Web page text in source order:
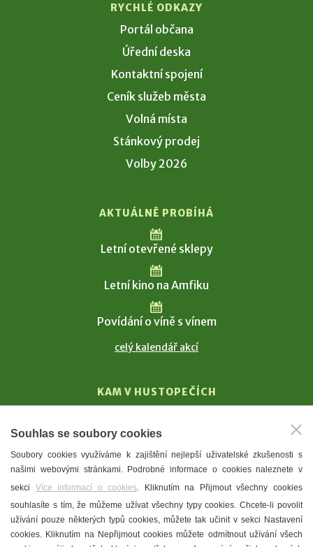
RYCHLÉ ODKAZY
Portál občana
Úřední deska
Kontaktní spojení
Ceník služeb města
Volná místa
Stánkový prodej
Volby 2026
AKTUÁLNĚ PROBÍHÁ
Letní otevřené sklepy
Letní kino na Amfiku
Povídání o víně s vínem
celý kalendář akcí
KAM V HUSTOPEČÍCH
T. G. Masaryk
Mandloně
Ubytování
Restaurace
Městské muzeum a galerie
Souhlas se soubory cookies
Soubory cookies využíváme k zajištění nejlepší uživatelské zkušenosti s
našimi webovými stránkami. Podrobné informace o cookies naleznete v
sekci Více informací o cookies. Kliknutím na Přijmout všechny cookies
souhlasíte s tím, že můžeme užívat všechny typy cookies. Chcete-li povolit
užívání pouze některých typů cookies, můžete tak učinit v sekci Nastavení
cookies. Kliknutím na Nepřijmout cookies můžete odmítnout užívání všech